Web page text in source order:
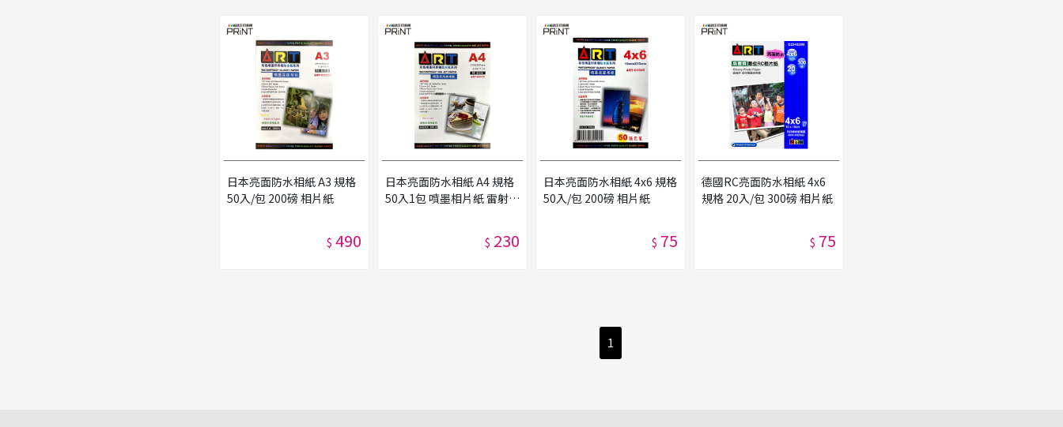
日本亮面防水相紙 A3 規格
50入/包 200磅 相片紙
$ 490
日本亮面防水相紙 A4 規格
50入1包 噴墨相片紙 雷射相
$ 230
日本亮面防水相紙 4x6 規格
50入/包 200磅 相片紙
$ 75
德國RC亮面防水相紙 4x6
規格 20入/包 300磅 相片紙
$ 75
1